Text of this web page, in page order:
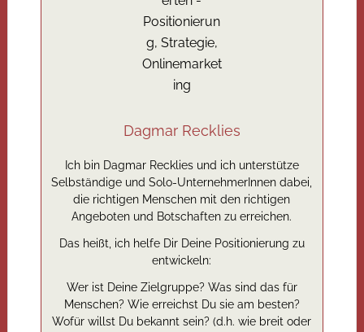
Dagmar Recklies
Ich bin Dagmar Recklies und ich unterstütze
Selbständige und Solo-UnternehmerInnen dabei,
die richtigen Menschen mit den richtigen
Angeboten und Botschaften zu erreichen.
Das heißt, ich helfe Dir Deine Positionierung zu
entwickeln:
Wer ist Deine Zielgruppe? Was sind das für
Menschen? Wie erreichst Du sie am besten?
Wofür willst Du bekannt sein? (d.h. wie breit oder